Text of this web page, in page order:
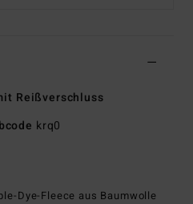
Reißverschluss
krq0
Dye-Fleece aus Baumwolle